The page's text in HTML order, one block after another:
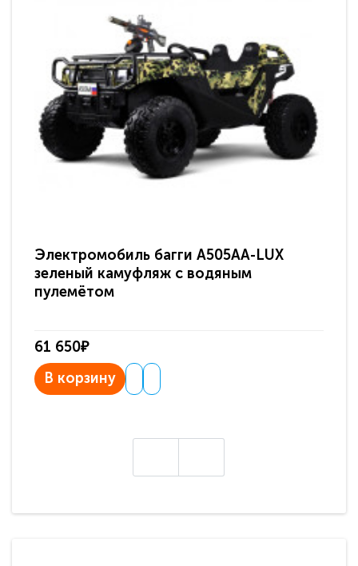
Электромобиль багги A505AA-LUX
зеленый камуфляж с водяным
пулемётом
61 650₽
В корзину